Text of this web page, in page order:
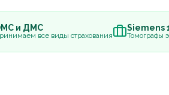
и ДМС
все виды страхования
Siemens
Томографы